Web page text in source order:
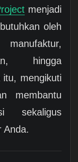
menjadi
oleh
hingga
itu, mengikuti
membantu
sekaligus
Anda.